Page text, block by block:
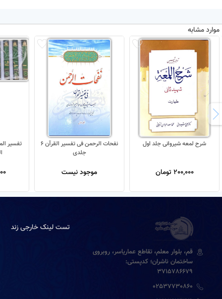
موارد مشابه
شرح لمعه شیروانی جلد اول
200,000 تومان
نفحات الرحمن فی تفسیر القرآن 6
جلدی
موجود نیست
قم، بلوار معلم، تقاطع عماریاسر، روبروی
ساختمان ناشران؛ کدپستی:
3715786679
02537730860
تست لینک خارجی زند